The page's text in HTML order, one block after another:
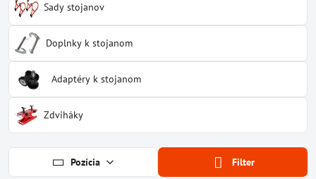
Sady stojanov
Doplnky k stojanom
Adaptéry k stojanom
Zdviháky
Pozícia Filter